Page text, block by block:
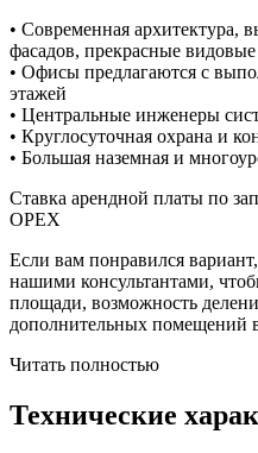
• Современная архитектура,
фасадов, прекрасные видовые
• Офисы предлагаются с
этажей
• Центральные инженеры
• Круглосуточная охрана и
• Большая наземная и
Ставка арендной платы по
ОРЕХ
Если вам понравился
нашими консультантами,
площади, возможность
дополнительных помещений
Читать полностью
Технические